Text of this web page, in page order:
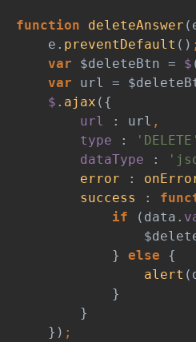
function deleteAnswer
    e.
preventDefault () ;
var $deleteBtn = $
var url =
$ . ajax ({
url
: url ,
type
: 'DELETE'
dataType
:
error
:
success
:
if
(data.
} else {
alert
}
        }
    })
;